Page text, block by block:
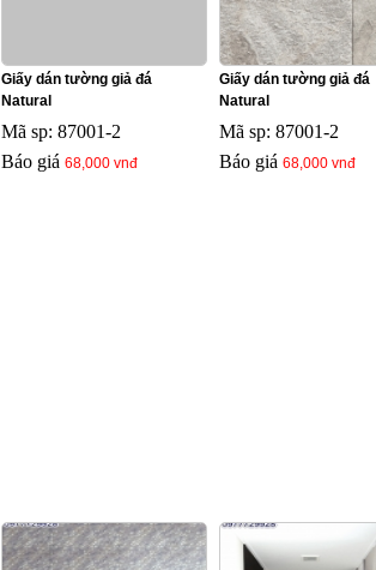
Giấy dán tường giả đá
Natural
Mã sp: 87001-2
Báo giá 68,000 vnđ
Giấy dán tường giả đá
Natural
Mã sp: 87001-2
Báo giá 68,000 vnđ